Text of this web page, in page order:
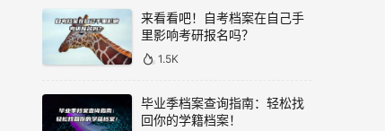
来看看吧！自考档案在自己手
里影响考研报名吗？
1.5K
毕业季档案查询指南：轻松找
回你的学籍档案！